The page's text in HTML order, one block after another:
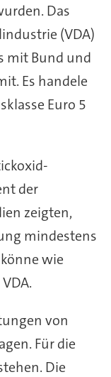
Das
(VDA)
mit Bund und
Es handele
Euro 5
der
zeigten,
mindestens
wie
von
Für die
Die